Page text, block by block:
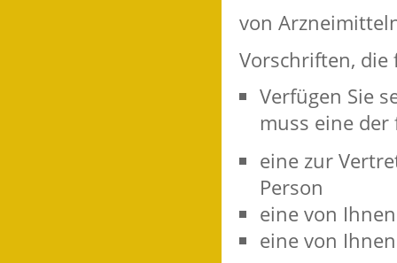
von
Vorschriften,
Verfügen Sie
muss eine der
eine zur
Person
eine von
eine von